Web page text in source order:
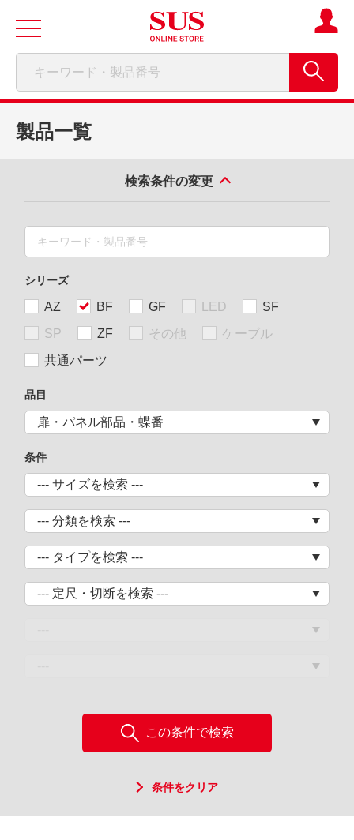
製品一覧
検索条件の変更
シリーズ
AZ BF GF LED
SF
SP
ZF その他
ケーブル
共通パーツ
品目
条件
この条件で検索
条件をクリア